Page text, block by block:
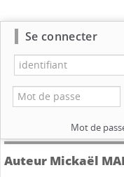
Nouvelle recherche
Détail de l'auteur
Auteur Mickaël
Se connecter
Mot de